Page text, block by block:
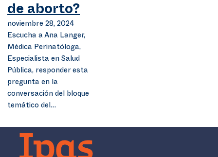
de aborto?
noviembre 28, 2024
Escucha a Ana Langer,
Médica Perinatóloga,
Especialista en Salud
Pública, responder esta
pregunta en la
conversación del bloque
temático del…